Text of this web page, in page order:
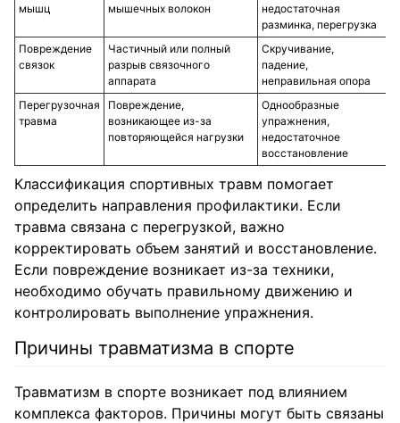
мышц
мышечных волокон
недостаточная
разминка, перегрузка
Повреждение
связок
Частичный или полный
разрыв связочного
аппарата
Скручивание,
падение,
неправильная опора
Перегрузочная
травма
Повреждение,
возникающее из-за
повторяющейся нагрузки
Однообразные
упражнения,
недостаточное
восстановление
Классификация спортивных травм помогает
определить направления профилактики. Если
травма связана с перегрузкой, важно
корректировать объем занятий и восстановление.
Если повреждение возникает из-за техники,
необходимо обучать правильному движению и
контролировать выполнение упражнения.
Причины травматизма в спорте
Травматизм в спорте возникает под влиянием
комплекса факторов. Причины могут быть связаны